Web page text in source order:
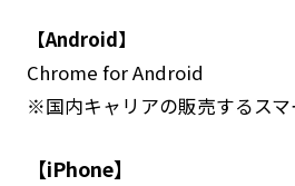
【Android】
Chrome for Android
※国内キャリアの販売するスマ
【iPhone】